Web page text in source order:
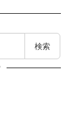
検索